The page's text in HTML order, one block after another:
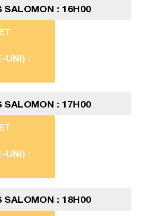
SALOMON : 16H00
UNI) :
SALOMON : 17H00
UNI) :
SALOMON : 18H00